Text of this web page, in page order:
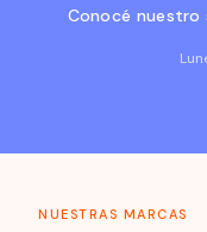
Conocé nuestro
NUESTRAS MARCAS